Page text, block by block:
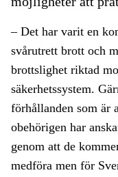
– Det har varit en
svårutrett brott och
brottslighet riktad
säkerhetssystem.
förhållanden som är
obehörigen har
genom att de
medföra men för